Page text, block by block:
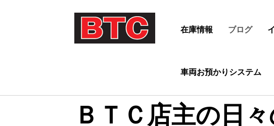
在庫情報 ブログ
車両お預かりシステム
ＢＴＣ店主の日